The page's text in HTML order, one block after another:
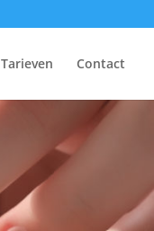
Tarieven Contact